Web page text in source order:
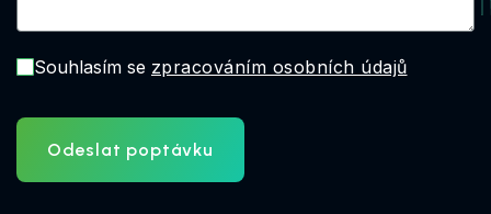
Souhlasím se zpracováním osobních údajů
Odeslat poptávku